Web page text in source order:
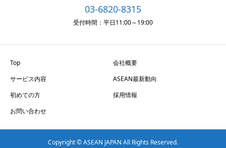
03-6820-8315
受付時間：平日11:00～19:00
Top
会社概要
サービス内容
ASEAN最新動向
初めての方
採用情報
お問い合わせ
Copyright © ASEAN JAPAN All Rights Reserved.